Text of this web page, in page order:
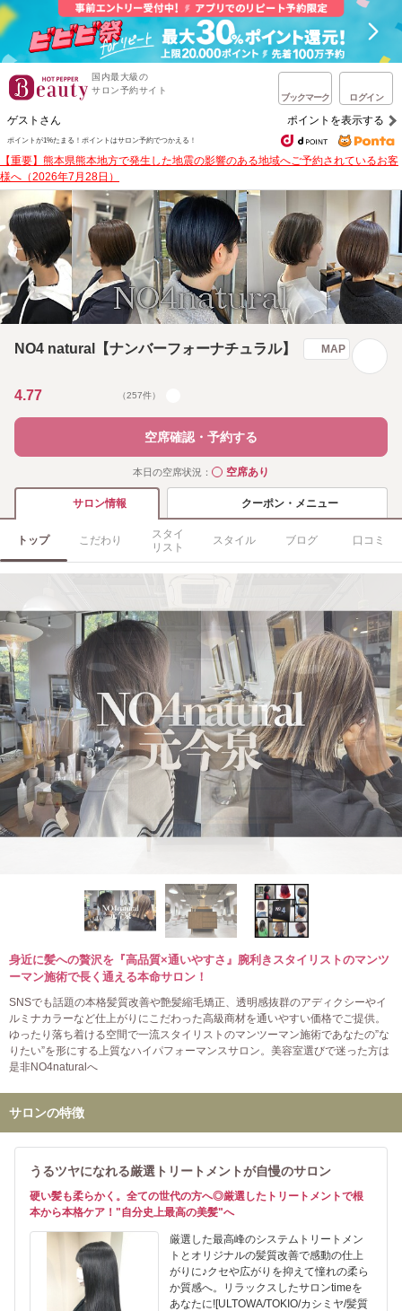
国内最大級の
サロン予約サイト
ブックマーク ログイン
ゲストさん ポイントを表示する
ポイントが1%たまる！ ポイントはサロン予約でつかえる！
【重要】熊本県熊本地方で発生した地震の影響のある地域へご予約されているお客
様へ（2026年7月28日）
NO4 natural【ナンバーフォーナチュラル】 MAP
4.77 （257件）
空席確認・予約する
本日の空席状況： ◯空席あり
サロン情報 クーポン・メニュー
トップ こだわり
スタイ
リスト
スタイル ブログ 口コミ
身近に髪への贅沢を『高品質×通いやすさ』腕利きスタイリストのマンツ
ーマン施術で長く通える本命サロン！
SNSでも話題の本格髪質改善や艶髪縮毛矯正、透明感抜群のアディクシーやイ
ルミナカラーなど仕上がりにこだわった高級商材を通いやすい価格でご提供。
ゆったり落ち着ける空間で一流スタイリストのマンツーマン施術であなたの”な
りたい”を形にする上質なハイパフォーマンスサロン。美容室選びで迷った方は
是非NO4naturalへ
サロンの特徴
うるツヤになれる厳選トリートメントが自慢のサロン
硬い髪も柔らかく。全ての世代の方へ◎厳選したトリートメントで根
本から本格ケア！"自分史上最高の美髪"へ
厳選した最高峰のシステムトリートメン
トとオリジナルの髪質改善で感動の仕上
がりに♪クセや広がりを抑えて憧れの柔ら
か質感へ。リラックスしたサロンtimeを
あなたに![ULTOWA/TOKIO/カシミヤ/髪質